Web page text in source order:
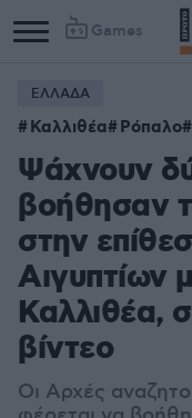
Games
ΕΛΛΑΔΑ
Καλλιθέα Ρόπαλο
Ψάχνουν
βοήθησαν
στην
Αιγυπτίων
Καλλιθέα,
βίντεο
Οι Αρχές